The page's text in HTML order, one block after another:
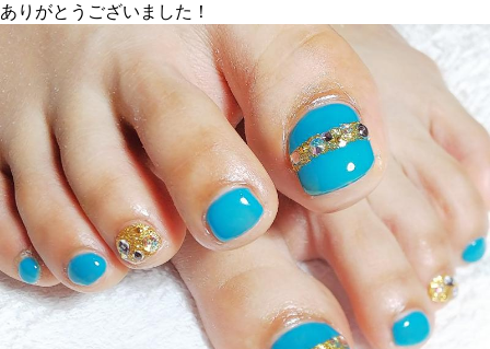
ありがとうございました！